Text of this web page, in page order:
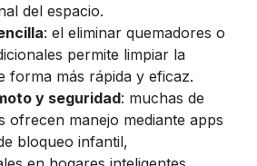
del espacio.
: el eliminar quemadores o
permite limpiar la
forma más rápida y eficaz.
y seguridad: muchas de
ofrecen manejo mediante apps
bloqueo infantil,